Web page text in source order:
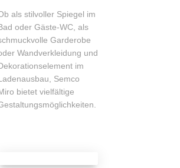
als stilvoller Spiegel im
oder Gäste-WC, als
Garderobe
Wandverkleidung und
im
Semco
bietet vielfältige